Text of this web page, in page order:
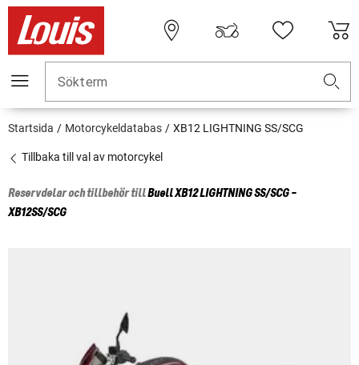
Sökterm
Startsida Motorcykeldatabas XB12 LIGHTNING SS/SCG
Tillbaka till val av motorcykel
Reservdelar och tillbehör tillBuellXB12 LIGHTNING SS/SCG -
XB12SS/SCG